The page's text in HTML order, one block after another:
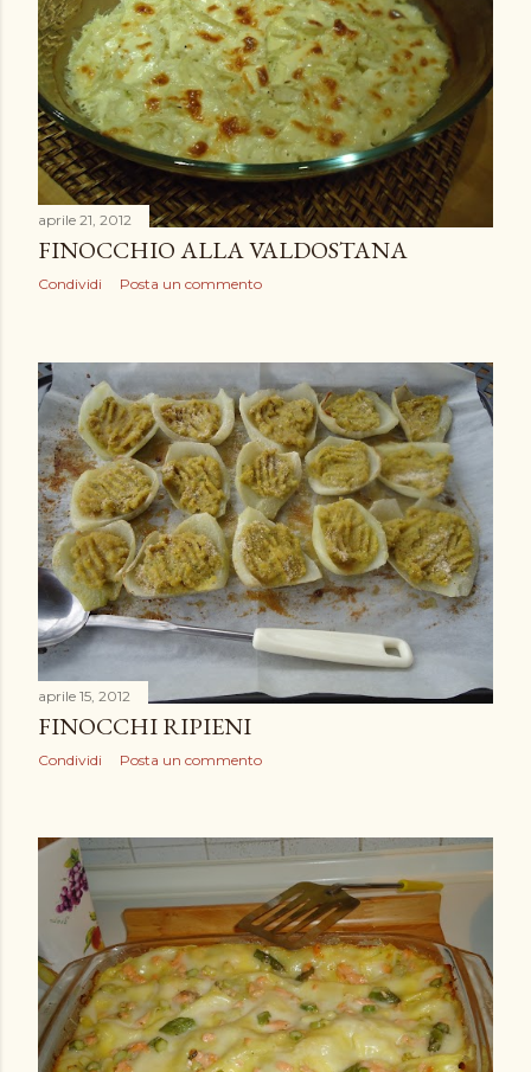
aprile 21, 2012
FINOCCHIO ALLA VALDOSTANA
Condividi Posta un commento
aprile 15, 2012
FINOCCHI RIPIENI
Condividi Posta un commento